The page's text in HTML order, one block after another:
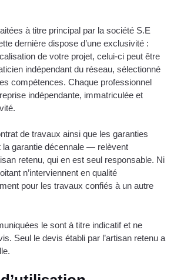
à titre principal par la société S.E
dernière dispose d’une exclusivité :
de votre projet, celui-ci peut être
indépendant du réseau, sélectionné
compétences. Chaque professionnel
indépendante, immatriculée et
de travaux ainsi que les garanties
garantie décennale — relèvent
retenu, qui en est seul responsable. Ni
n’interviennent en qualité
pour les travaux confiés à un autre
le sont à titre indicatif et ne
Seul le devis établi par l’artisan retenu a